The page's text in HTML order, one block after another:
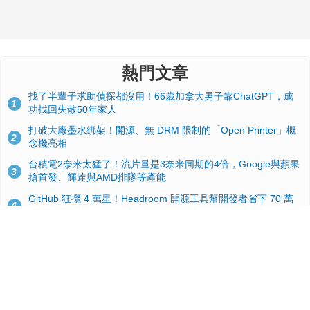
熱門文章
1
找了半輩子求助偵探都沒用！66歲加拿大男子靠ChatGPT，成
功找回失散50年家人
2
打破大廠墨水綁架！開源、無 DRM 限制的「Open Printer」概
念機亮相
3
台積電2奈米太猛了！流片量是3奈米同期的4倍，Google與蘋果
搶首發、輝達與AMD排隊等產能
4
GitHub 狂攬 4 萬星！Headroom 開源工具幫開發者省下 70 萬